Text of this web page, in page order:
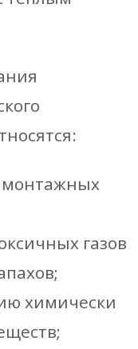
монтажных
газов
химически